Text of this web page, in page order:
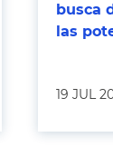
busca
las
19 JUL